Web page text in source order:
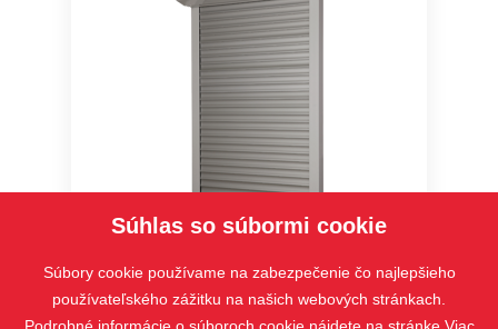
Vivera
Súhlas so súbormi cookie
Súbory cookie používame na zabezpečenie čo najlepšieho
používateľského zážitku na našich webových stránkach.